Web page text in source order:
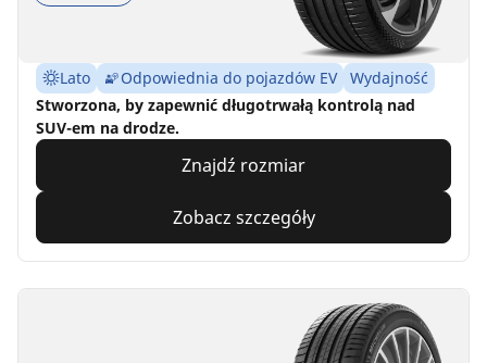
Lato Odpowiednia do pojazdów EV
Wydajność
Stworzona, by zapewnić długotrwałą kontrolą nad
SUV-em na drodze.
Znajdź rozmiar
Zobacz szczegóły